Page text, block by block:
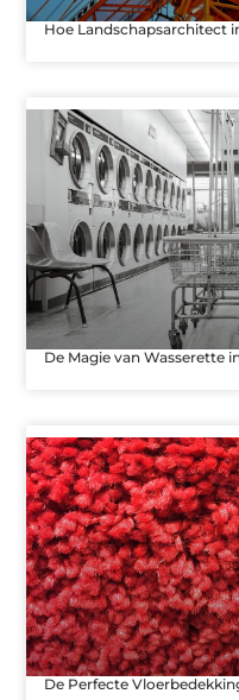
Hoe Landschapsarchitect
De Magie van Wasserette
De Perfecte